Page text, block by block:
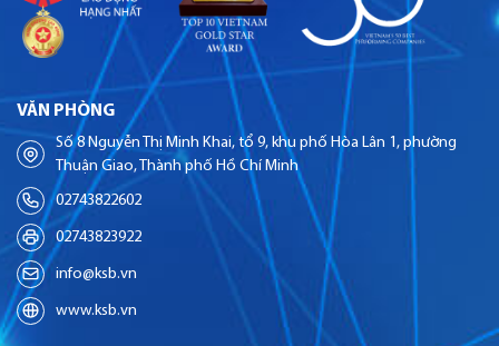
VĂN PHÒNG
Số 8 Nguyễn Thị Minh Khai, tổ 9, khu phố Hòa Lân 1, phường
Thuận Giao, Thành phố Hồ Chí Minh
02743822602
02743823922
info@ksb.vn
www.ksb.vn